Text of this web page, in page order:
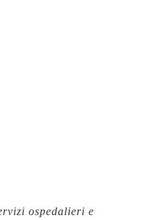
ospedalieri e